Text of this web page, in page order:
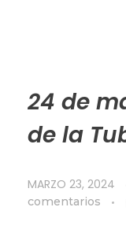
24 de
de la
MARZO 23, 2024
comentarios